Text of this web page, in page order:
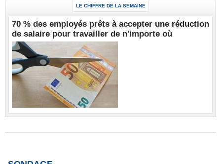
LE CHIFFRE DE LA SEMAINE
70 % des employés prêts à accepter une réduction
de salaire pour travailler de n'importe où